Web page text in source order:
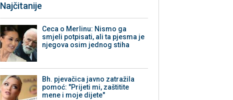
Najčitanije
Ceca o Merlinu: Nismo ga
smjeli potpisati, ali ta pjesma je
njegova osim jednog stiha
Bh. pjevačica javno zatražila
pomoć: "Prijeti mi, zaštitite
mene i moje dijete"